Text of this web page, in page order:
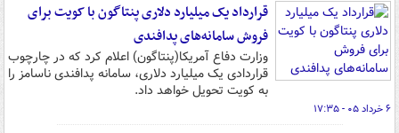
قرارداد یک میلیارد دلاری پنتاگون با کویت برای
فروش سامانه‌های پدافندی
وزارت دفاع آمریکا(پنتاگون) اعلام کرد که در چارچوب
قراردادی یک میلیارد دلاری، سامانه پدافندی ناسامز را
به کویت تحویل خواهد داد.
۶ خرداد ۰۵ - ۱۷:۳۵